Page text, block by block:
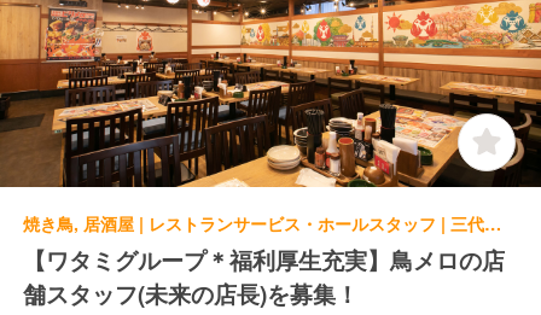
焼き鳥, 居酒屋 | レストランサービス・ホールスタッフ | 三代目鳥メロ 静岡南口店
【ワタミグループ＊福利厚生充実】鳥メロの店
舗スタッフ(未来の店長)を募集！